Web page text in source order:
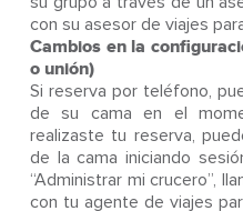
con su asesor de viajes
Cambios en la
o unión)
Si reserva por teléfono,
de su cama en el
realizaste tu reserva,
de la cama iniciando
“Administrar mi crucero”,
con tu agente de viajes